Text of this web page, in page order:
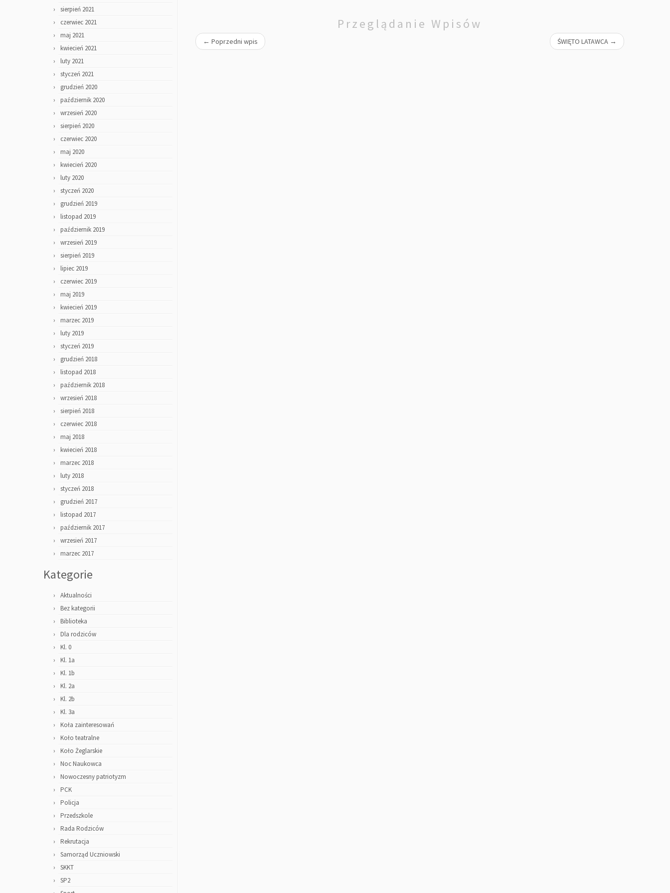
sierpień 2021
czerwiec 2021
maj 2021
kwiecień 2021
luty 2021
styczeń 2021
grudzień 2020
październik 2020
wrzesień 2020
sierpień 2020
czerwiec 2020
maj 2020
kwiecień 2020
luty 2020
styczeń 2020
grudzień 2019
listopad 2019
październik 2019
wrzesień 2019
sierpień 2019
lipiec 2019
czerwiec 2019
maj 2019
kwiecień 2019
marzec 2019
luty 2019
styczeń 2019
grudzień 2018
listopad 2018
październik 2018
wrzesień 2018
sierpień 2018
czerwiec 2018
maj 2018
kwiecień 2018
marzec 2018
luty 2018
styczeń 2018
grudzień 2017
listopad 2017
październik 2017
wrzesień 2017
marzec 2017
Kategorie
Aktualności
Bez kategorii
Biblioteka
Dla rodziców
Kl. 0
Kl. 1a
Kl. 1b
Kl. 2a
Kl. 2b
Kl. 3a
Koła zainteresowań
Koło teatralne
Koło Żeglarskie
Noc Naukowca
Nowoczesny patriotyzm
PCK
Policja
Przedszkole
Rada Rodziców
Rekrutacja
Samorząd Uczniowski
SKKT
SP2
Przeglądanie Wpisów
← Poprzedni wpis ŚWIĘTO LATAWCA →